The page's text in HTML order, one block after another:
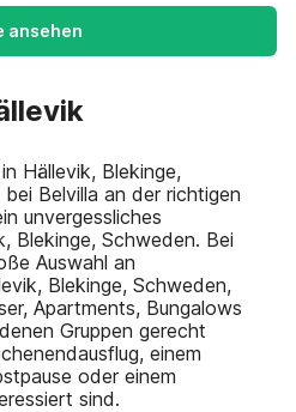
ansehen
Hällevik, Blekinge,
Belvilla an der richtigen
unvergessliches
Blekinge, Schweden. Bei
Auswahl an
Blekinge, Schweden,
Apartments, Bungalows
Gruppen gerecht
einem
oder einem
sind.